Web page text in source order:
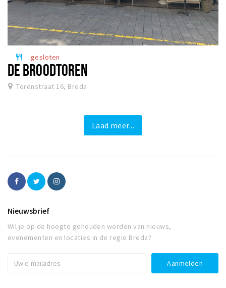
restaurant gesloten
DE BROODTOREN
Torenstraat 16, Breda
Laad meer...
Nieuwsbrief
Wil je op de hoogte gehouden worden van nieuws,
evenementen en locaties in de regio Breda?